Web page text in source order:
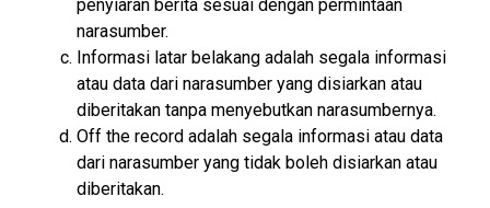
penyiaran berita sesuai dengan permintaan
narasumber.
Informasi latar belakang adalah segala informasi
atau data dari narasumber yang disiarkan atau
diberitakan tanpa menyebutkan narasumbernya.
Off the record adalah segala informasi atau data
dari narasumber yang tidak boleh disiarkan atau
diberitakan.